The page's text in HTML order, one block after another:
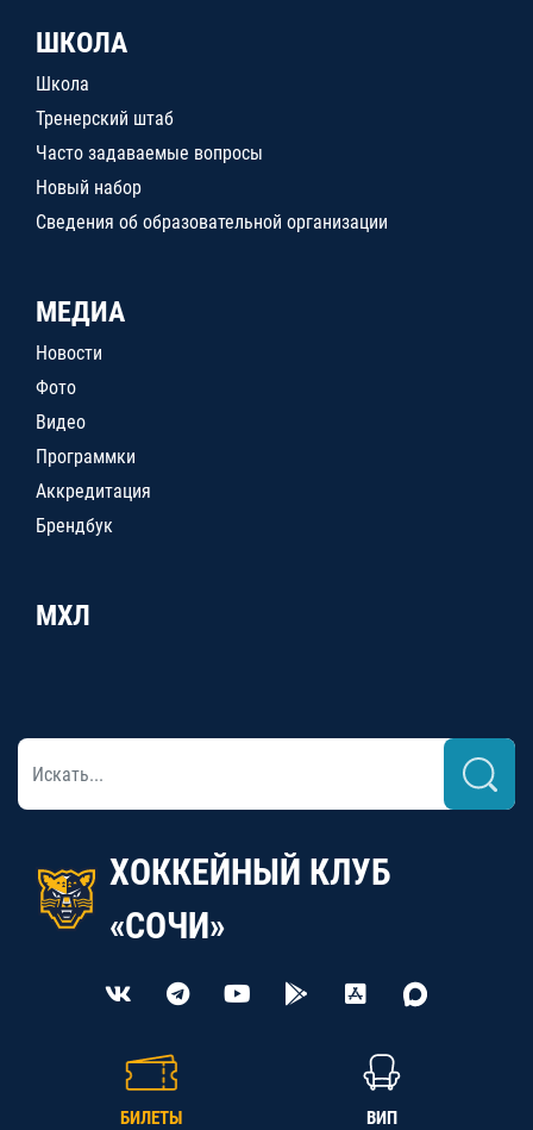
ШКОЛА
Школа
Тренерский штаб
Часто задаваемые вопросы
Новый набор
Сведения об образовательной организации
МЕДИА
Новости
Фото
Видео
Программки
Аккредитация
Брендбук
МХЛ
ХОККЕЙНЫЙ КЛУБ
«СОЧИ»
БИЛЕТЫ ВИП